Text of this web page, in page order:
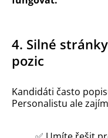
4. Silné
pozic
Kandidáti často
Personalistu ale